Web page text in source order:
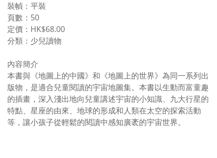
裝幀：平裝
頁數：50
定價：HK$68.00
分類：少兒讀物
內容簡介
本書與《地圖上的中國》和《地圖上的世界》為同一系列出
版物，是適合兒童閱讀的宇宙地圖集。本書以生動而富童趣
的插畫，深入淺出地向兒童講述宇宙的小知識、九大行星的
特點、星座的由來、地球的形成和人類在太空的探索活動
等，讓小孩子從輕鬆的閱讀中感知廣袤的宇宙世界。